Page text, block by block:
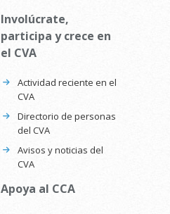
Involúcrate,
participa y crece en
el CVA
Actividad reciente en el
CVA
Directorio de personas
del CVA
Avisos y noticias del
CVA
Apoya al CCA